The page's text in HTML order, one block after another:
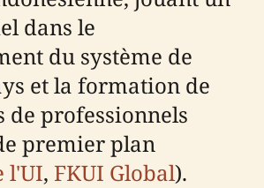
dans le
du système de
et la formation de
de professionnels
premier plan
l'UI, FKUI Global).